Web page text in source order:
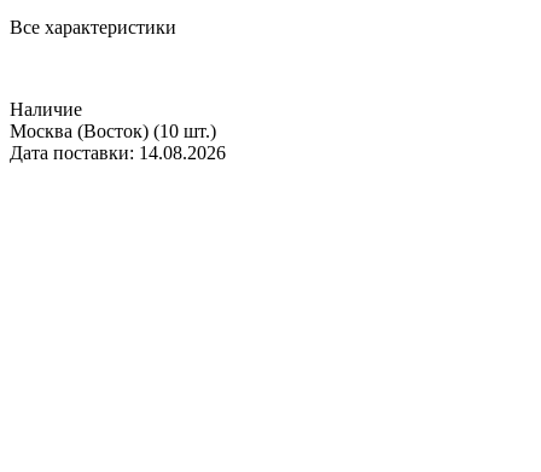
Все характеристики
Наличие
Москва (Восток) (10 шт.)
Дата поставки: 14.08.2026